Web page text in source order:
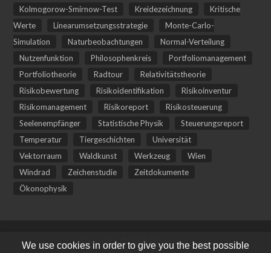
Kolmogorow-Smirnow-Test
Kreidezeichnung
Kritische
Werte
Linearumsetzungsstrategie
Monte-Carlo-
Simulation
Naturbeobachtungen
Normal-Verteilung
Nutzenfunktion
Philosophenkreis
Portfoliomanagement
Portfoliotheorie
Radtour
Relativitätstheorie
Risikobewertung
Risikoidentifikation
Risikoinventur
Risikomanagement
Risikoreport
Risikosteuerung
Seelenempfänger
Statistische Physik
Steuerungsreport
Temperatur
Tiergeschichten
Universität
Vektorraum
Waldkunst Werkzeug
Wien
Windrad
Zeichenstudie
Zeitdokumente
Ökonophysik
Copyright © 2026 Birkenland.
We use cookies in order to give you the best possible